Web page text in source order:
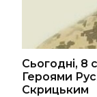
Сьогодні, 8
Героями
Скрицьким